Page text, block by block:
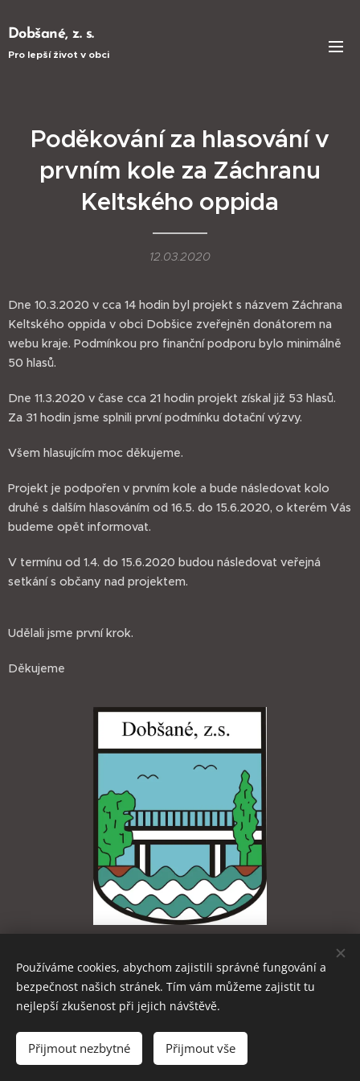
Dobšané, z. s.
Pro lepší život v obci
Poděkování za hlasování v
prvním kole za Záchranu
Keltského oppida
12.03.2020
Dne 10.3.2020 v cca 14 hodin byl projekt s názvem Záchrana
Keltského oppida v obci Dobšice zveřejněn donátorem na
webu kraje. Podmínkou pro finanční podporu bylo minimálně
50 hlasů.
Dne 11.3.2020 v čase cca 21 hodin projekt získal již 53 hlasů.
Za 31 hodin jsme splnili první podmínku dotační výzvy.
Všem hlasujícím moc děkujeme.
Projekt je podpořen v prvním kole a bude následovat kolo
druhé s dalším hlasováním od 16.5. do 15.6.2020, o kterém Vás
budeme opět informovat.
V termínu od 1.4. do 15.6.2020 budou následovat veřejná
setkání s občany nad projektem.
Udělali jsme první krok.
Děkujeme
Za web odpovídá Pavel Dobrý ml.
Vytvořeno službou Cookies
Používáme cookies, abychom zajistili správné fungování a
bezpečnost našich stránek. Tím vám můžeme zajistit tu
nejlepší zkušenost při jejich návštěvě.
Přijmout nezbytné Přijmout vše